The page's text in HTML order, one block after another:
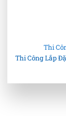
Thi
Thi Công Lắp